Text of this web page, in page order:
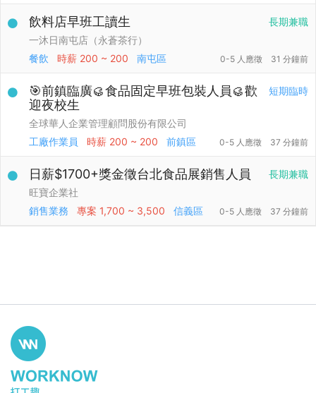
長期兼職
飲料店早班工讀生
一沐日南屯店（永蒼茶行）
餐飲
時薪 200 ~ 200 南屯區 0-5 人應徵 31 分鐘前
短期臨時
🎯前鎮臨廣🥮食品固定早班包裝人員🥮歡
迎夜校生
全球華人企業管理顧問股份有限公司
工廠作業員
時薪 200 ~ 200 前鎮區 0-5 人應徵 37 分鐘前
長期兼職
日薪$1700+獎金徵台北食品展銷售人員
旺寶企業社
銷售業務
專案 1,700 ~ 3,500 信義區 0-5 人應徵 37 分鐘前